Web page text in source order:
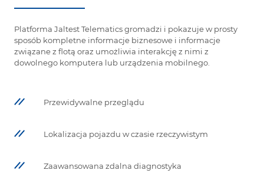
Platforma Jaltest Telematics gromadzi i pokazuje w prosty
sposób kompletne informacje biznesowe i informacje
związane z flotą oraz umożliwia interakcję z nimi z
dowolnego komputera lub urządzenia mobilnego.
Przewidywalne przeglądu
Lokalizacja pojazdu w czasie rzeczywistym
Zaawansowana zdalna diagnostyka